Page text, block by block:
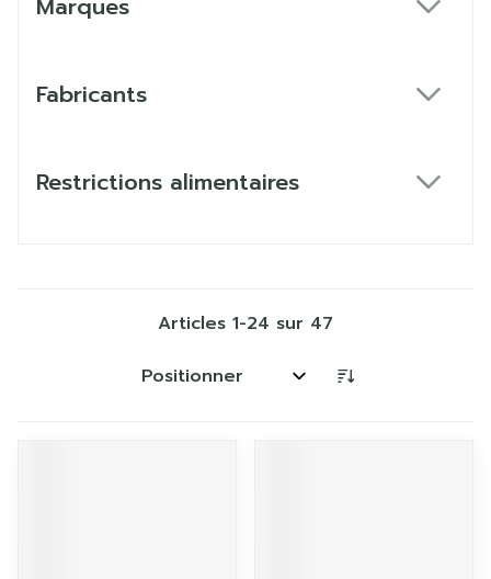
Marques
Fabricants
Restrictions alimentaires
Articles 1-24 sur 47
Trier par: